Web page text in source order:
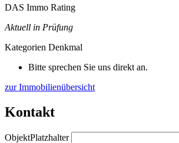
DAS Immo Rating
Aktuell in Prüfung
Kategorien Denkmal
Bitte sprechen Sie uns direkt an.
zur Immobilienübersicht
Kontakt
ObjektPlatzhalter